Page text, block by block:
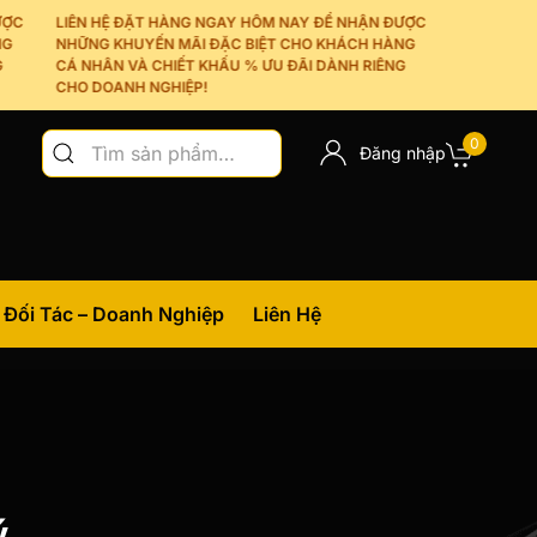
LIÊN HỆ ĐẶT HÀNG NGAY HÔM NAY ĐỂ NHẬN ĐƯỢC
NHỮNG KHUYẾN MÃI ĐẶC BIỆT CHO KHÁCH HÀNG
CÁ NHÂN VÀ CHIẾT KHẤU % ƯU ĐÃI DÀNH RIÊNG
CHO DOANH NGHIỆP!
Đối Tác – Doanh Nghiệp Liên Hệ
Tìm
kiếm:
Đăng nhập 0